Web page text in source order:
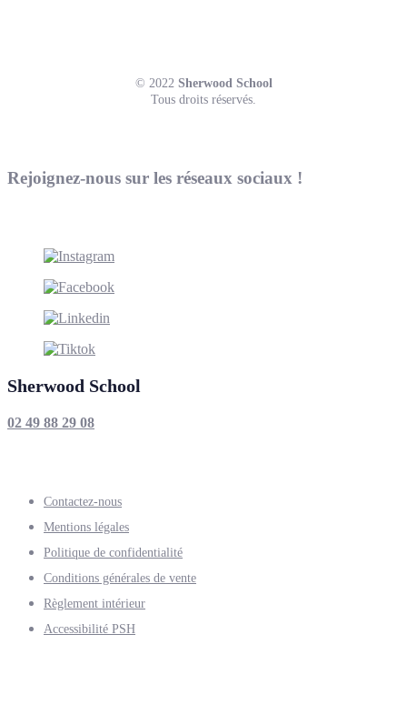
© 2022 Sherwood School
Tous droits réservés.
Rejoignez-nous sur les réseaux sociaux !
Sherwood School
02 49 88 29 08
Contactez-nous
Mentions légales
Politique de confidentialité
Conditions générales de vente
Règlement intérieur
Accessibilité PSH